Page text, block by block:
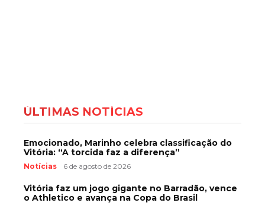
ÚLTIMAS NOTÍCIAS
Emocionado, Marinho celebra classificação do
Vitória: “A torcida faz a diferença”
Notícias 6 de agosto de 2026
Vitória faz um jogo gigante no Barradão, vence
o Athletico e avança na Copa do Brasil